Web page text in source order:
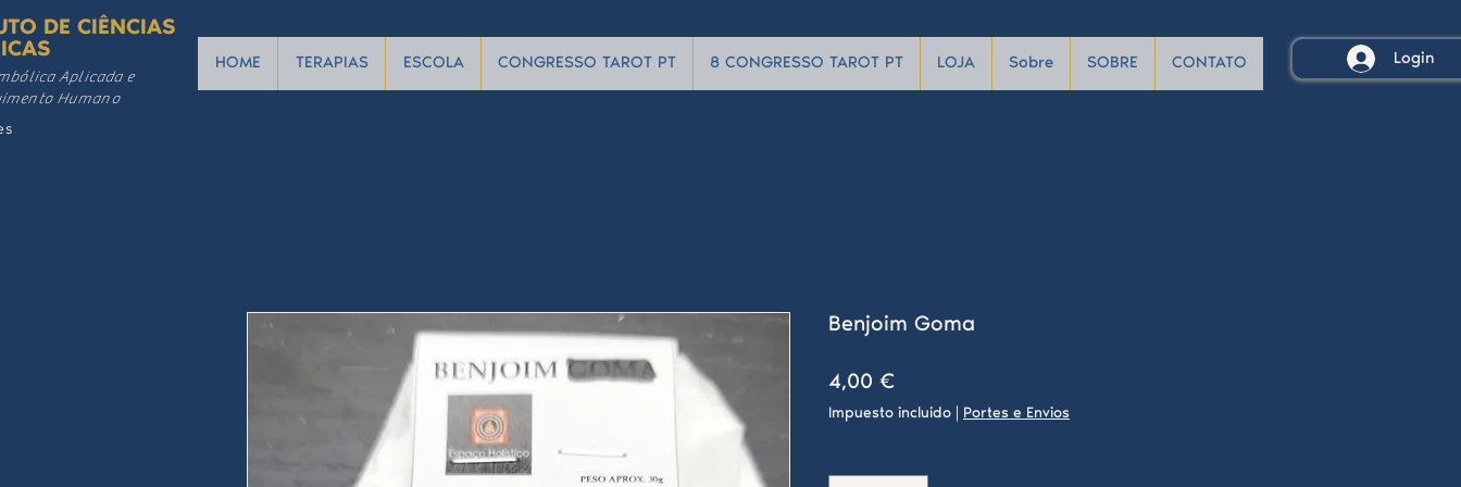
DE CIÊNCIAS
Aplicada e
Humano
HOME TERAPIAS ESCOLA CONGRESSO TAROT PT 8 CONGRESSO TAROT PT LOJA Sobre SOBRE CONTATO Login
Benjoim Goma
4,00 €Precio
Impuesto incluido Portes e Envios